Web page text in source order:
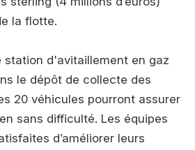
la flotte.
station d'avitaillement en gaz
le dépôt de collecte des
20 véhicules pourront assurer
sans difficulté. Les équipes
d’améliorer leurs